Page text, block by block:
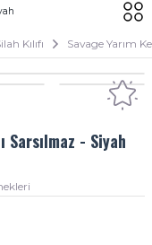
Kılıfı Savage Yarım
Sarsılmaz - Siyah